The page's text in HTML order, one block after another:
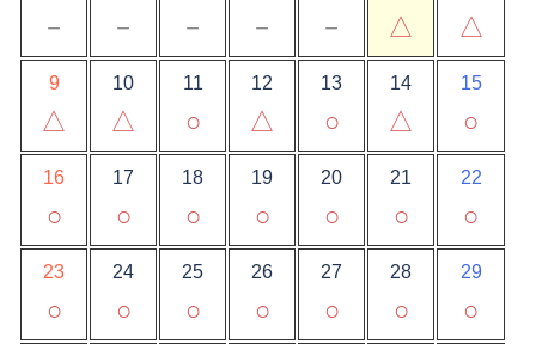
－ － － － － △ △
9
△
10
△
11
○
12
△
13
○
14
△
15
○
16
○
17
○
18
○
19
○
20
○
21
○
22
○
23
○
24
○
25
○
26
○
27
○
28
○
29
○